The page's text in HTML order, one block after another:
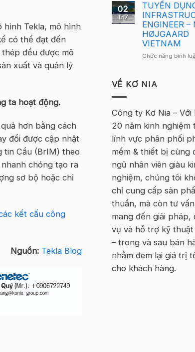
Tekla, mô hình
có thể đạt đến
đều được mô
xuất và quản lý
ta hoạt động.
hơn bằng cách
đổi được cập nhật
tin Cầu (BrIM) theo
chóng tạo ra
sơ bộ hoặc chỉ
kết cấu công
Nguồn: Tekla Blog
02
Th7
TUYỂN
ENGINEER –
HØJGAARD
VIETNAM
Chức năng bình
VỀ KƠ NIA
Công ty Kơ Nia – Với
20 năm kinh nghiệm
lĩnh vực phân phối
mềm & thiết bị cùng
ngũ nhân viên giàu
nghiệm, chúng tôi
chỉ cung cấp sản
thuần, mà còn tư
mang đến giải pháp,
vụ và hỗ trợ kỹ
– trong và sau bán
nhằm đem lại giá trị
cho khách hàng.